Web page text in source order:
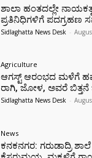
ಶಾಲಾ ಹಂತದಲ್ಲೇ
ಪ್ರತಿನಿಧಿಗಳಿಗೆ ಪದಗ್ರಹಣ
Sidlaghatta News Desk -
Agriculture
ಆಗಸ್ಟ್ ಆರಂಭದ ಮಳೆಗೆ
ರಾಗಿ, ಜೋಳ, ಅವರೆ ಬಿತ್ತನೆ
Sidlaghatta News Desk -
News
ಕನಕನಗರ: ಗರುಡಾದ್ರಿ